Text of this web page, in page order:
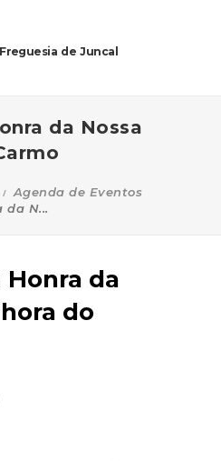
de Juncal
da Nossa
Agenda de Eventos
da N...
Honra da
do